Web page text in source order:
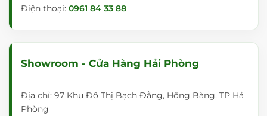
Điện thoại: 0961 84 33 88
Showroom - Cửa Hàng Hải Phòng
Địa chỉ: 97 Khu Đô Thị Bạch Đằng, Hồng Bàng, TP Hả
Phòng